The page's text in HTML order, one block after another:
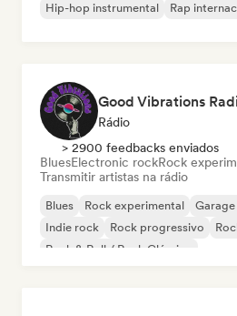
Hip-hop instrumental
Rap
Good Vibrations
Rádio
> 2900 feedbacks enviados
BluesElectronic rockRock
Transmitir artistas na rádio
Blues Rock experimental
Indie rock
Rock progressivo
Rock & Roll / Rock Clássico